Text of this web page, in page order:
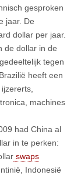
gesproken
jaar. De
dollar per jaar.
de dollar in de
tegen
heeft een
machines
had China al
in te perken:
swaps
Indonesië